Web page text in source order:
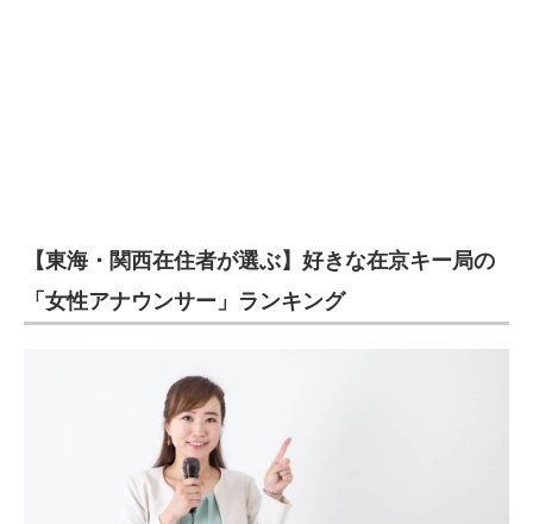
【東海・関西在住者が選ぶ】好きな在京キー局の
「女性アナウンサー」ランキング